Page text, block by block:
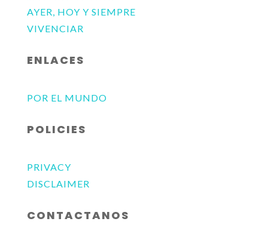
AYER, HOY Y SIEMPRE
VIVENCIAR
ENLACES
POR EL MUNDO
POLICIES
PRIVACY
DISCLAIMER
CONTACTANOS